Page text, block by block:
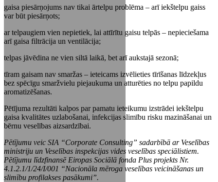
gaisa piesārņojums nav tikai ārtelpu problēma – arī iekštelpu gaiss
var būt piesārņots;
ar telpaugiem vien nepietiek, lai attīrītu gaisu telpās – nepieciešama
arī gaisa filtrācija un ventilācija;
telpas jāvēdina ne vien siltā laikā, bet arī aukstajā sezonā;
tīram gaisam nav smaržas – ieteicams izvēlieties tīrīšanas līdzekļus
bez spēcīgu smaržvielu piejaukuma un atturēties no telpu papildu
aromatizēšanas.
Pētījuma rezultāti kalpos par pamatu ieteikumu izstrādei iekštelpu
gaisa kvalitātes uzlabošanai, infekcijas slimību risku mazināšanai un
bērnu veselības aizsardzībai.
Pētījumu veic SIA “Corporate Consulting” sadarbībā ar Veselības
ministriju un Veselības inspekcijas vides veselības speciālistiem.
Pētījumu līdzfinansē Eiropas Sociālā fonda Plus projekts Nr.
4.1.2.1/1/24/I/001 “Nacionāla mēroga veselības veicināšanas un
slimību profilakses pasākumi”.